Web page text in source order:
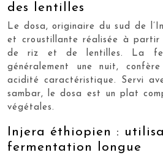
des lentilles
Le dosa, originaire du sud de
et croustillante réalisée à partir
de riz et de lentilles. La
généralement une nuit,
acidité caractéristique. Servi
sambar, le dosa est un plat
végétales.
Injera éthiopien :
fermentation longue